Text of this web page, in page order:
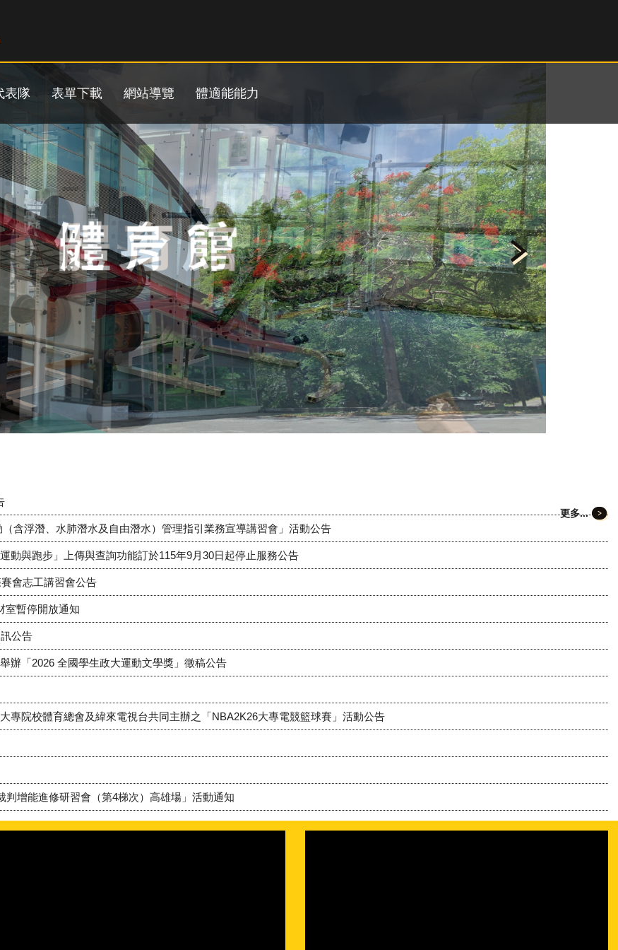
表隊 表單下載 網站導覽 體適能能力
含浮潛、水肺潛水及自由潛水）管理指引業務宣導講習會」活動公告
動與跑步」上傳與查詢功能訂於115年9月30日起停止服務公告
會志工講習會公告
室暫停開放通知
公告
辦「2026 全國學生政大運動文學獎」徵稿公告
專院校體育總會及緯來電視台共同主辦之「NBA2K26大專電競籃球賽」活動公告
判增能進修研習會（第4梯次）高雄場」活動通知
更多...